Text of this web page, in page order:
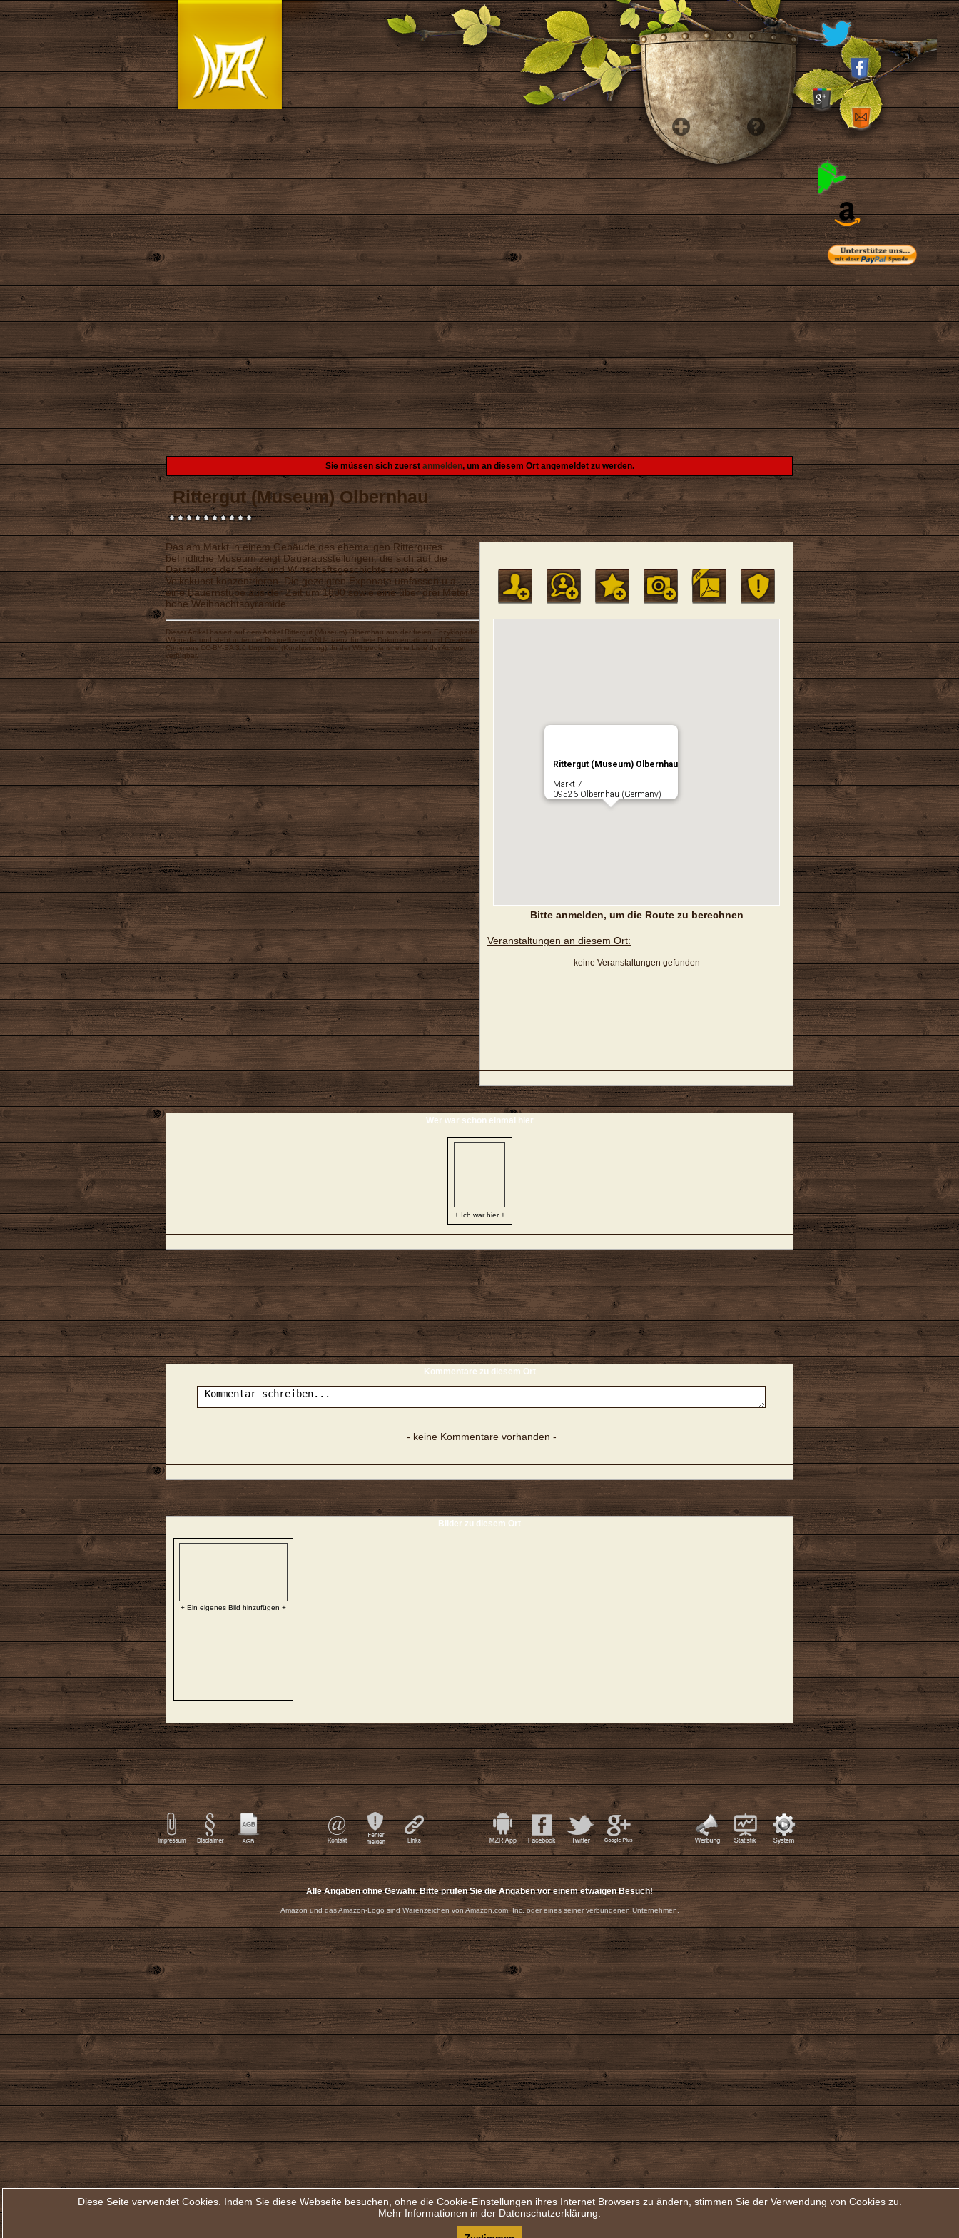
Sie müssen sich zuerst anmelden, um an diesem Ort angemeldet zu werden.
Rittergut (Museum) Olbernhau
Rittergut (Museum) Olbernhau
Markt 7
09526 Olbernhau (Germany)
Bitte anmelden, um die Route zu berechnen
Veranstaltungen an diesem Ort:
- keine Veranstaltungen gefunden -
Das am Markt in einem Gebäude des ehemaligen Rittergutes
befindliche Museum zeigt Dauerausstellungen, die sich auf die
Darstellung der Stadt- und Wirtschaftsgeschichte sowie der
Volkskunst konzentrieren. Die gezeigten Exponate umfassen u.a.
eine Bauernstube aus der Zeit um 1800 sowie eine über drei Meter
hohe Weihnachtspyramide.
Dieser Artikel basiert auf dem Artikel Rittergut (Museum) Olbernhau aus der freien Enzyklopädie
Wikipedia und steht unter der Doppellizenz GNU-Lizenz für freie Dokumentation und Creative
Commons CC-BY-SA 3.0 Unported (Kurzfassung). In der Wikipedia ist eine Liste der Autoren
verfügbar.
Wer war schon einmal hier
+ Ich war hier +
Kommentare zu diesem Ort
- keine Kommentare vorhanden -
Bilder zu diesem Ort
+ Ein eigenes Bild hinzufügen +
Alle Angaben ohne Gewähr. Bitte prüfen Sie die Angaben vor einem etwaigen Besuch!
Amazon und das Amazon-Logo sind Warenzeichen von Amazon.com, Inc. oder eines seiner verbundenen Unternehmen.
Diese Seite verwendet Cookies. Indem Sie diese Webseite besuchen, ohne die Cookie-Einstellungen ihres Internet Browsers zu ändern, stimmen Sie der Verwendung von Cookies zu.
Mehr Informationen in der Datenschutzerklärung.